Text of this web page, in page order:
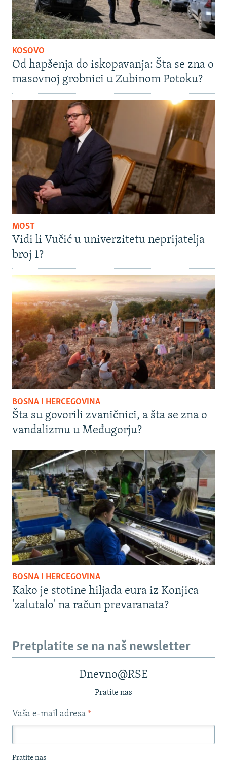
KOSOVO
Od hapšenja do iskopavanja: Šta se zna o
masovnoj grobnici u Zubinom Potoku?
MOST
Vidi li Vučić u univerzitetu neprijatelja
broj 1?
BOSNA I HERCEGOVINA
Šta su govorili zvaničnici, a šta se zna o
vandalizmu u Međugorju?
BOSNA I HERCEGOVINA
Kako je stotine hiljada eura iz Konjica
'zalutalo' na račun prevaranata?
Pretplatite se na naš newsletter
Dnevno@RSE
Pratite nas
Vaša e-mail adresa *
Pratite nas